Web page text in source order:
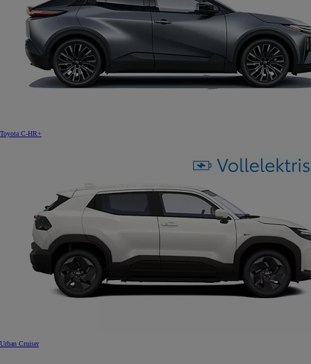
Toyota C-HR+
Urban Cruiser